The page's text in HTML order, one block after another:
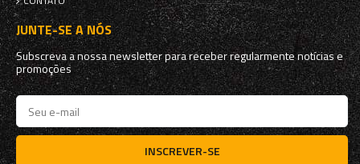
JUNTE-SE A NÓS
Subscreva a nossa newsletter para receber regularmente notícias e
promoções
INSCREVER-SE